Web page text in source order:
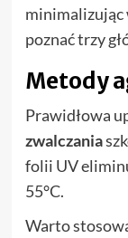
minimalizując
poznać trzy
Metody
Prawidłowa
zwalczania
folii UV
55°C.
Warto